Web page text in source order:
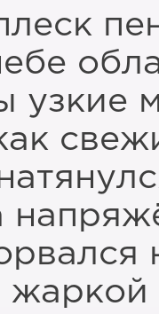
узкие